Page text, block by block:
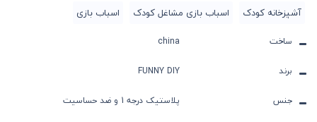
آشپزخانه کودک اسباب بازی مشاغل کودک اسباب بازی
ساخت
china
برند
FUNNY DIY
جنس
پلاستیک درجه 1 و ضد حساسیت